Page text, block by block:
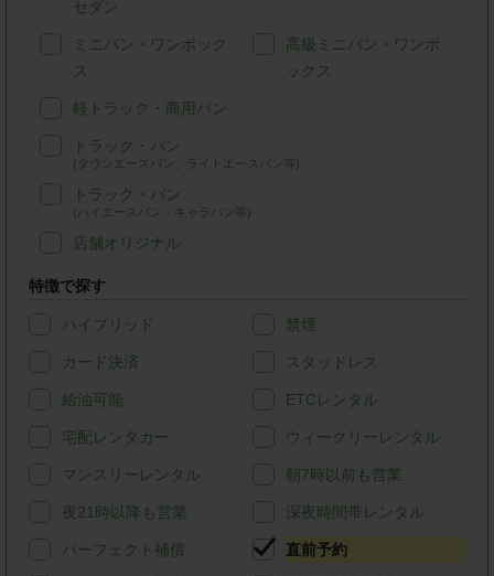
セダン
ミニバン・ワンボック
ス
高級ミニバン・ワンボ
ックス
軽トラック・商用バン
トラック・バン
(タウンエースバン、ライトエースバン等)
トラック・バン
(ハイエースバン・キャラバン等)
店舗オリジナル
特徴で探す
ハイブリッド 禁煙
カード決済 スタッドレス
給油可能 ETCレンタル
宅配レンタカー ウィークリーレンタル
マンスリーレンタル 朝7時以前も営業
夜21時以降も営業 深夜時間帯レンタル
パーフェクト補償 直前予約